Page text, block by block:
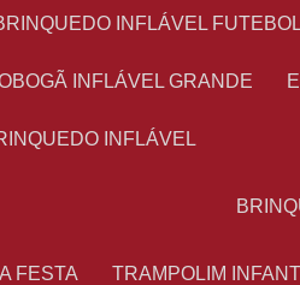
BRINQUEDO INFLÁVEL
INFLÁVEL GRANDE
INFLÁVEL
FESTA TRAMPOLIM